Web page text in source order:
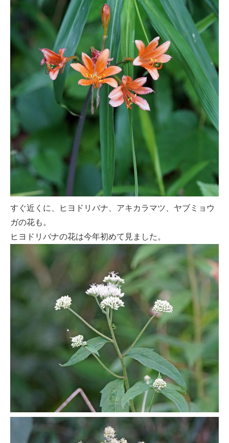
すぐ近くに、ヒヨドリバナ、アキカラマツ、ヤブミョウ
ガの花も。
ヒヨドリバナの花は今年初めて見ました。